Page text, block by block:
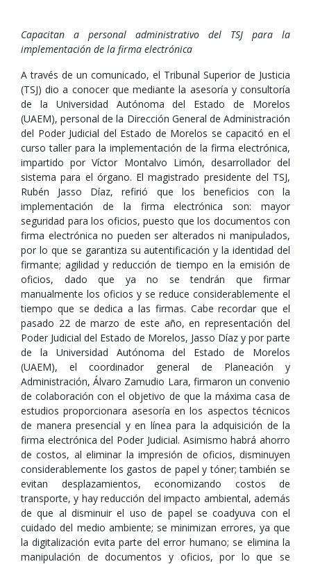
Capacitan a personal administrativo del TSJ para la
implementación de la firma electrónica
A través de un comunicado, el Tribunal Superior de Justicia
(TSJ) dio a conocer que mediante la asesoría y consultoría
de la Universidad Autónoma del Estado de Morelos
(UAEM), personal de la Dirección General de Administración
del Poder Judicial del Estado de Morelos se capacitó en el
curso taller para la implementación de la firma electrónica,
impartido por Víctor Montalvo Limón, desarrollador del
sistema para el órgano. El magistrado presidente del TSJ,
Rubén Jasso Díaz, refirió que los beneficios con la
implementación de la firma electrónica son: mayor
seguridad para los oficios, puesto que los documentos con
firma electrónica no pueden ser alterados ni manipulados,
por lo que se garantiza su autentificación y la identidad del
firmante; agilidad y reducción de tiempo en la emisión de
oficios, dado que ya no se tendrán que firmar
manualmente los oficios y se reduce considerablemente el
tiempo que se dedica a las firmas. Cabe recordar que el
pasado 22 de marzo de este año, en representación del
Poder Judicial del Estado de Morelos, Jasso Díaz y por parte
de la Universidad Autónoma del Estado de Morelos
(UAEM), el coordinador general de Planeación y
Administración, Álvaro Zamudio Lara, firmaron un convenio
de colaboración con el objetivo de que la máxima casa de
estudios proporcionara asesoría en los aspectos técnicos
de manera presencial y en línea para la adquisición de la
firma electrónica del Poder Judicial. Asimismo habrá ahorro
de costos, al eliminar la impresión de oficios, disminuyen
considerablemente los gastos de papel y tóner; también se
evitan desplazamientos, economizando costos de
transporte, y hay reducción del impacto ambiental, además
de que al disminuir el uso de papel se coadyuva con el
cuidado del medio ambiente; se minimizan errores, ya que
la digitalización evita parte del error humano; se elimina la
manipulación de documentos y oficios, por lo que se